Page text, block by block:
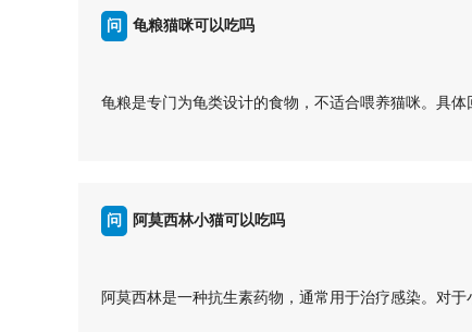
2、猫咪吃黑麦草可以促进消化。黑麦草中的纤维有助
3、黑麦草还可以帮助清洁猫咪的牙齿。猫咪啃咬黑麦
择无农药残留的有机黑麦草，以确保猫咪的健康。
问 龟粮猫咪可以吃吗
龟粮是专门为龟类设计的食物，不适合喂养猫咪。具体
1、龟粮主要是以植物性食材和蛋白质为主要成分，
求。如果长期喂养龟粮给猫咪，可能会导致营养不均衡
3、为了确保猫咪的健康，应该选择专门为猫咪设计的
龟粮不适合喂养猫咪，为了猫咪的健康，请选择专门
问 阿莫西林小猫可以吃吗
阿莫西林是一种抗生素药物，通常用于治疗感染。对